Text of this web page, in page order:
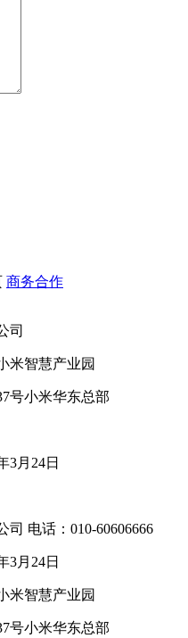
商务合作
司
米智慧产业园
号小米华东总部
3月24日
电话：010-60606666
3月24日
米智慧产业园
号小米华东总部